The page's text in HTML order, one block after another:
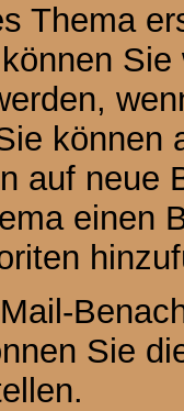
Thema
können
auf neue
einen
Sie